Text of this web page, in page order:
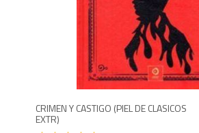
CRIMEN Y CASTIGO (PIEL DE CLASICOS
EXTR)